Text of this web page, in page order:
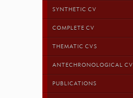
SYNTHETIC CV
COMPLETE CV
THEMATIC CVS
ANTECHRONOLOGICAL CV
PUBLICATIONS